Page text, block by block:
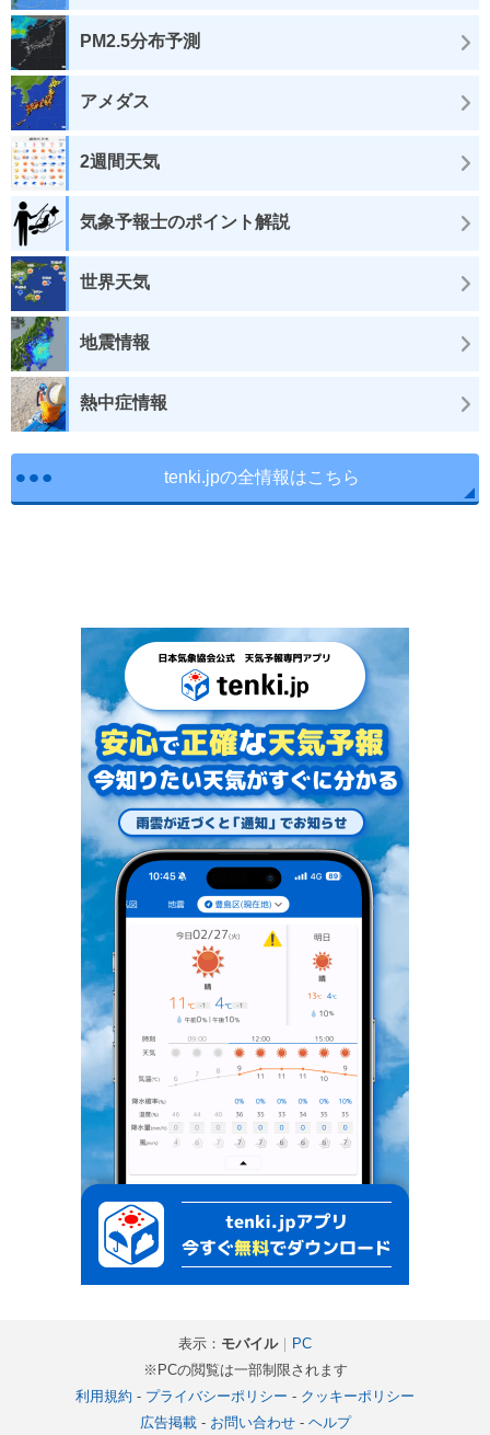
PM2.5分布予測
アメダス
2週間天気
気象予報士のポイント解説
世界天気
地震情報
熱中症情報
tenki.jpの全情報はこちら
表示： モバイル｜ PC
※PCの閲覧は一部制限されます
利用規約 - プライバシーポリシー - クッキーポリシー
広告掲載- お問い合わせ- ヘルプ